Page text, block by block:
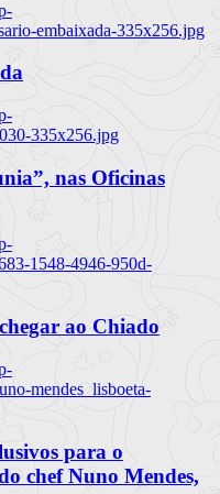
embaixada-335x256.jpg
335x256.jpg
nas Oficinas
1548-4946-950d-
ao Chiado
mendes_lisboeta-
para o
chef Nuno Mendes,